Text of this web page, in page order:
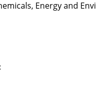
Energy and Envi